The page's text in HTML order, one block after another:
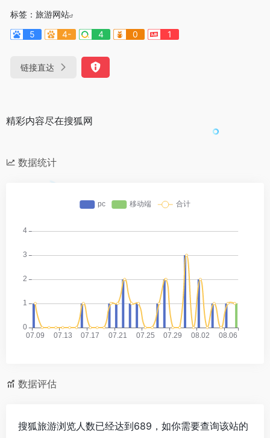
标签： 旅游网站
5
4- 4 0 1
链接直达
精彩内容尽在搜狐网
数据统计
数据评估
搜狐旅游浏览人数已经达到689，如你需要查询该站的